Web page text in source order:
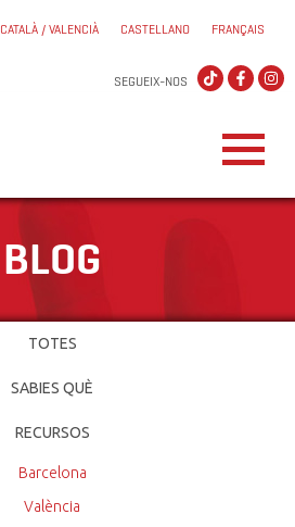
CATALÀ / VALENCIÀ CASTELLANO FRANÇAIS
SEGUEIX-NOS
BLOG
TOTES
SABIES QUÈ
RECURSOS
Barcelona
València